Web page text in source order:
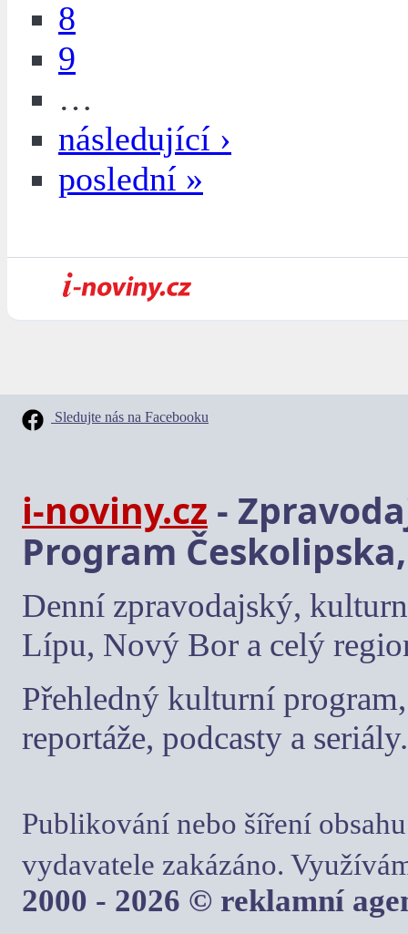
8
9
…
následující ›
poslední »
Sledujte nás na Facebooku
i-noviny.cz -
Program
Denní zpravodajský,
Lípu, Nový Bor a celý
Přehledný kulturní
reportáže, podcasty a seriály.
Publikování nebo šíření
vydavatele zakázáno.
2000 - 2026 © reklamní